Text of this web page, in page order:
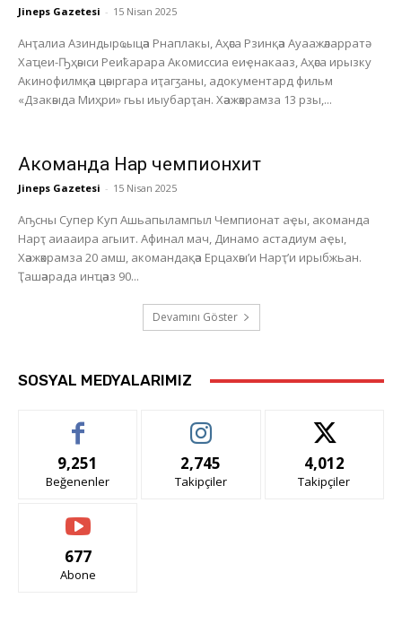
Jineps Gazetesi - 15 Nisan 2025
Анҭалиа Азиндырҩыцәа Рнаплакы, Аҳәса Рзинқәа Ауаажәларратә
Хаҵеи-Ҧҳәыси Реиҟарара Акомиссиа еиҿнакааз, Аҳәса ирызку
Акинофилмқәа цәыргара иҭагӡаны, адокументард фильм
«Дзакәыда Миҳри» гьы иыубарҭан. Хәажәкрамза 13 рзы,...
Акоманда Нарҭ чемпионхит
Jineps Gazetesi - 15 Nisan 2025
Аҧсны Супер Куп Ашьапылампыл Чемпионат аҿы, акоманда
Нарҭ аиааира агыит. Афинал мач, Динамо астадиум аҿы,
Хәажәкрамза 20 амш, акомандақәа Ерцахәы’и Нарҭ’и ирыбжьан.
Ҭашәарада инҵәаз 90...
Devamını Göster
SOSYAL MEDYALARIMIZ
9,251
Beğenenler
2,745
Takipçiler
4,012
Takipçiler
677
Abone